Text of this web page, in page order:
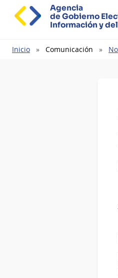
Agencia
de Gobierno
Información y
Ruta
Inicio Comunicación